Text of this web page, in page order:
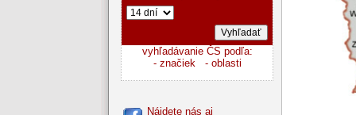
vyhľadávanie ČS podľa:
- značiek
- oblasti
Nájdete nás aj